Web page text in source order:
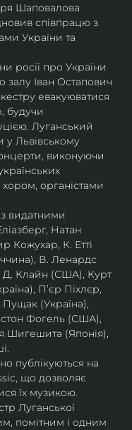
Шаповалова
співпрацю з
України та
росії про України
залу Іван Остапович
евакуюватися
будучи
Луганський
у Львівському
виконуючи
органістами
видатними
Натан
Кожухар, К. Етті
В. Ленардс
Д. Клайн (США), Курт
П’єр Піхлєр,
(Україна),
Фогель (США),
Шигешита (Японія),
публікуються на
що дозволяє
їх музикою​.
Луганської
помітним і одним